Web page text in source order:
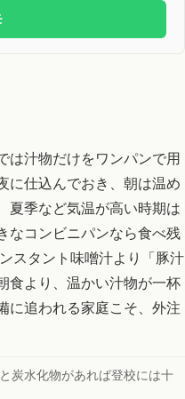
は汁物だけをワンパンで用
に仕込んでおき、朝は温め
夏季など気温が高い時期は
なコンビニパンなら食べ残
スタント味噌汁より「豚汁
食より、温かい汁物が一杯
に追われる家庭こそ、外注
炭水化物があれば登校には十